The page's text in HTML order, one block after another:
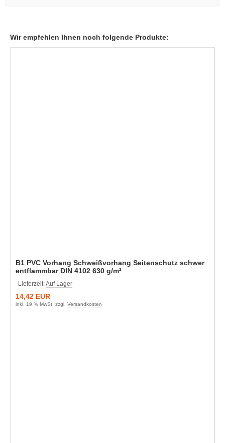
Wir empfehlen Ihnen noch folgende Produkte:
B1 PVC Vorhang Schweißvorhang Seitenschutz schwer
entflammbar DIN 4102 630 g/m²
Lieferzeit:Auf Lager
14,42 EUR
inkl. 19 % MwSt. zzgl. Versandkosten